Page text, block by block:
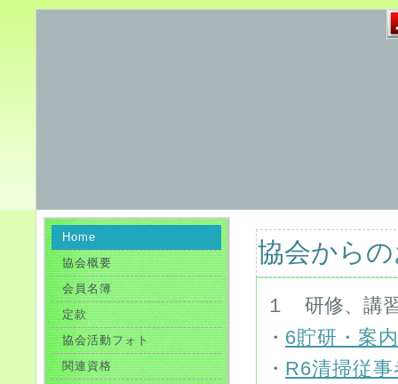
Home
協会概要
会員名簿
定款
協会活動フォト
関連資格
協会から
１ 研修、講
・ 6貯研・案
・ R6清掃従